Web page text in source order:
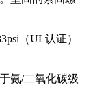
（UL认证）
氨/二氧化碳级